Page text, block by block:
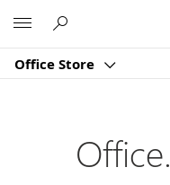
Office Store